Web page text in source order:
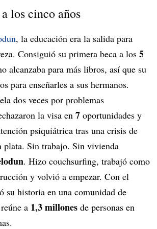
los cinco años
, la educación era la salida para
Consiguió su primera beca a los 5
alcanzaba para más libros, así que su
para enseñarles a sus hermanos.
dos veces por problemas
la visa en 7 oportunidades y
psiquiátrica tras una crisis de
plata. Sin trabajo. Sin vivienda
. Hizo couchsurfing, trabajó como
y volvió a empezar. Con el
su historia en una comunidad de
a 1,3 millones de personas en